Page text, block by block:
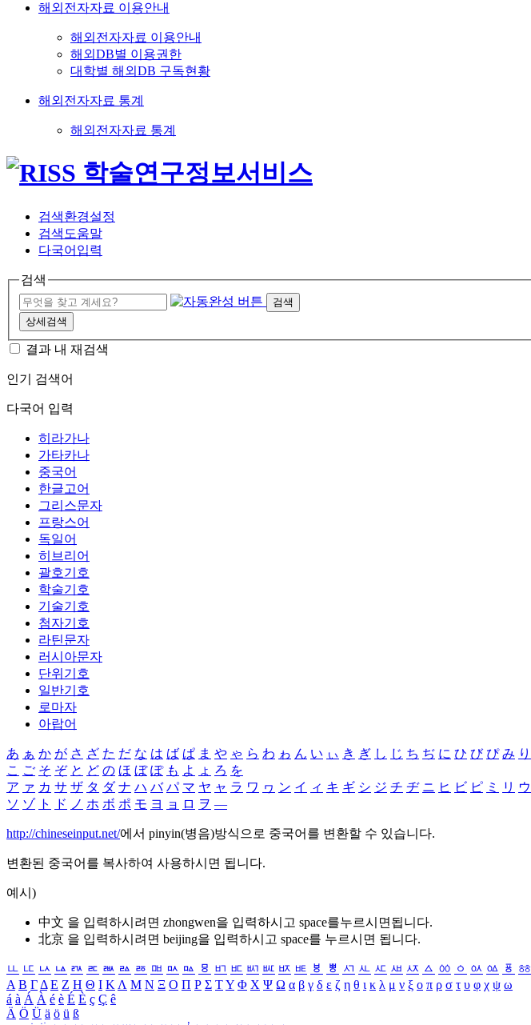
해외전자자료 이용안내
해외전자자료 이용안내
해외DB별 이용권한
대학별 해외DB 구독현황
해외전자자료 통계
해외전자자료 통계
검색환경설정
검색도움말
다국어입력
검색
검색
상세검색
결과 내 재검색
인기 검색어
다국어 입력
히라가나
가타카나
중국어
한글고어
그리스문자
프랑스어
독일어
히브리어
괄호기호
학술기호
기술기호
첨자기호
라틴문자
러시아문자
단위기호
일반기호
로마자
아랍어
あ ぁ か が さ ざ た だ な は ば ぱ ま や ゃ ら わ ゎ ん い ぃ き ぎ し じ ち ぢ に ひ び ぴ み り
こ ご そ ぞ と ど の ほ ぼ ぽ も よ ょ ろ を
ア ァ カ サ ザ タ ダ ナ ハ バ パ マ ヤ ャ ラ ワ ヮ ン イ ィ キ ギ シ ジ チ ヂ ニ ヒ ビ ピ ミ リ ウ
ソ ゾ ト ド ノ ホ ボ ポ モ ヨ ョ ロ ヲ ―
http://chineseinput.net/에서 pinyin(병음)방식으로 중국어를 변환할 수 있습니다.
변환된 중국어를 복사하여 사용하시면 됩니다.
예시)
中文 을 입력하시려면 zhongwen을 입력하시고 space를누르시면됩니다.
北京 을 입력하시려면 beijing을 입력하시고 space를 누르시면 됩니다.
ㅥ ㅦ ㅧ ㅨ ㅩ ㅪ ㅫ ㅬ ㅭ ㅮ ㅯ ㅰ ㅱ ㅲ ㅳ ㅴ ㅵ ㅶ ㅷ ㅸ ㅹ ㅺ ㅻ ㅼ ㅽ ㅾ ㅿ ㆀ ㆁ ㆂ ㆃ ㆄ ㆅ
Α Β ΓΔ Ε Ζ Η Θ Ι ΚΛ Μ Ν Ξ Ο Π Ρ Σ ΤΥ Φ Χ Ψ Ω α β γ δ ε ζ η θ ι κ λ μ ν ξ ο π ρ σ τ υ φ χ ψ ω
á à Á À é è É È ç Ç ê
Ä Ö Ü ä ö ü ß